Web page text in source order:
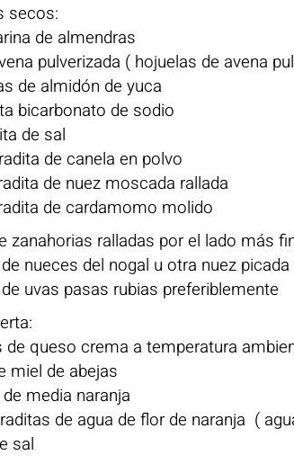
secos:
de almendras
pulverizada ( hojuelas de avena
de almidón de yuca
bicarbonato de sodio
de sal
de canela en polvo
de nuez moscada rallada
de cardamomo molido
zanahorias ralladas por el lado más
nueces del nogal u otra nuez
uvas pasas rubias preferiblemente
de queso crema a temperatura
miel de abejas
media naranja
de agua de flor de naranja (
sal